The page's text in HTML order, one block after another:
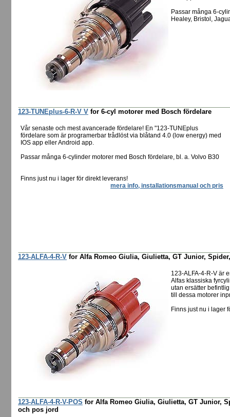
Passar många 6-
Healey, Bristol,
123-TUNEplus-6-R-V V for 6-cyl motorer med Bosch fördelare
Vår senaste och mest avancerade fördelare! En "123-TUNEplus
fördelare som är programerbar trådlöst via blåtand 4.0 (low energy) med
IOS app eller Android app.
Passar många 6-cylinder motorer med Bosch fördelare, bl. a. Volvo B30
Finns just nu i lager för direkt leverans!
mera info, installationsmanual och pris
123-ALFA-4-R-V for Alfa Romeo Giulia, Giulietta, GT Junior,
123-ALFA-4-R-V är
Alfas klassiska
utan ersätter
till dessa motorer
Finns just nu i lager
123-ALFA-4-R-V-POS for Alfa Romeo Giulia, Giulietta, GT Junior,
och pos jord